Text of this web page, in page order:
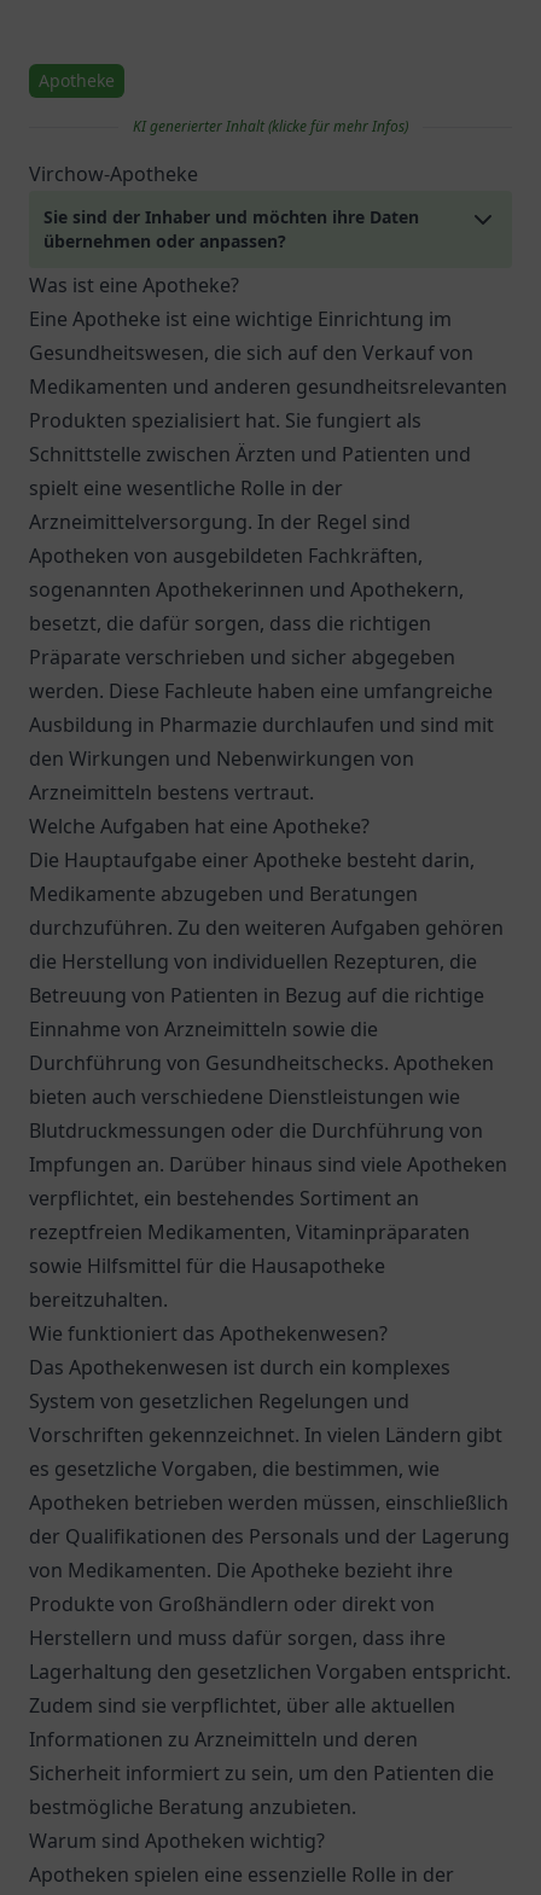
Apotheke
KI generierter Inhalt (klicke für mehr Infos)
Virchow-Apotheke
Sie sind der Inhaber und möchten ihre Daten
übernehmen oder anpassen?
Was ist eine Apotheke?
Eine Apotheke ist eine wichtige Einrichtung im
Gesundheitswesen, die sich auf den Verkauf von
Medikamenten und anderen gesundheitsrelevanten
Produkten spezialisiert hat. Sie fungiert als
Schnittstelle zwischen Ärzten und Patienten und
spielt eine wesentliche Rolle in der
Arzneimittelversorgung. In der Regel sind
Apotheken von ausgebildeten Fachkräften,
sogenannten Apothekerinnen und Apothekern,
besetzt, die dafür sorgen, dass die richtigen
Präparate verschrieben und sicher abgegeben
werden. Diese Fachleute haben eine umfangreiche
Ausbildung in Pharmazie durchlaufen und sind mit
den Wirkungen und Nebenwirkungen von
Arzneimitteln bestens vertraut.
Welche Aufgaben hat eine Apotheke?
Die Hauptaufgabe einer Apotheke besteht darin,
Medikamente abzugeben und Beratungen
durchzuführen. Zu den weiteren Aufgaben gehören
die Herstellung von individuellen Rezepturen, die
Betreuung von Patienten in Bezug auf die richtige
Einnahme von Arzneimitteln sowie die
Durchführung von Gesundheitschecks. Apotheken
bieten auch verschiedene Dienstleistungen wie
Blutdruckmessungen oder die Durchführung von
Impfungen an. Darüber hinaus sind viele Apotheken
verpflichtet, ein bestehendes Sortiment an
rezeptfreien Medikamenten, Vitaminpräparaten
sowie Hilfsmittel für die Hausapotheke
bereitzuhalten.
Wie funktioniert das Apothekenwesen?
Das Apothekenwesen ist durch ein komplexes
System von gesetzlichen Regelungen und
Vorschriften gekennzeichnet. In vielen Ländern gibt
es gesetzliche Vorgaben, die bestimmen, wie
Apotheken betrieben werden müssen, einschließlich
der Qualifikationen des Personals und der Lagerung
von Medikamenten. Die Apotheke bezieht ihre
Produkte von Großhändlern oder direkt von
Herstellern und muss dafür sorgen, dass ihre
Lagerhaltung den gesetzlichen Vorgaben entspricht.
Zudem sind sie verpflichtet, über alle aktuellen
Informationen zu Arzneimitteln und deren
Sicherheit informiert zu sein, um den Patienten die
bestmögliche Beratung anzubieten.
Warum sind Apotheken wichtig?
Apotheken spielen eine essenzielle Rolle in der